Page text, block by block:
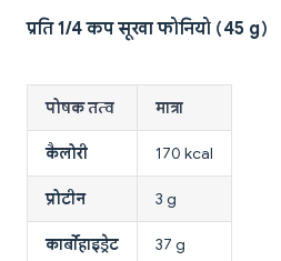
प्रति 1/4 कप सूखा फोनियो (45 g)
पोषक तत्व मात्रा
कैलोरी 170 kcal
प्रोटीन 3 g
कार्बोहाइड्रेट 37 g